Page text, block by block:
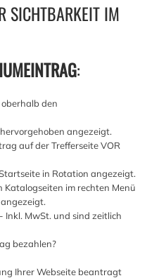
SICHTBARKEIT IM
:
den
angezeigt.
auf der Trefferseite VOR
in Rotation angezeigt.
im rechten Menü
Inkl. MwSt. und sind zeitlich
bezahlen?
Ihrer Webseite beantragt